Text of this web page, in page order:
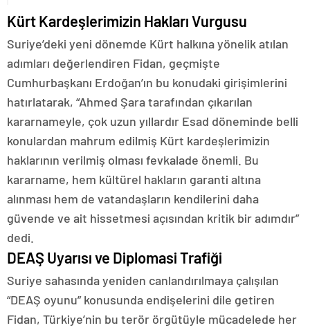
Kürt Kardeşlerimizin Hakları Vurgusu
Suriye’deki yeni dönemde Kürt halkına yönelik atılan
adımları değerlendiren Fidan, geçmişte
Cumhurbaşkanı Erdoğan’ın bu konudaki girişimlerini
hatırlatarak, “Ahmed Şara tarafından çıkarılan
kararnameyle, çok uzun yıllardır Esad döneminde belli
konulardan mahrum edilmiş Kürt kardeşlerimizin
haklarının verilmiş olması fevkalade önemli. Bu
kararname, hem kültürel hakların garanti altına
alınması hem de vatandaşların kendilerini daha
güvende ve ait hissetmesi açısından kritik bir adımdır”
dedi.
DEAŞ Uyarısı ve Diplomasi Trafiği
Suriye sahasında yeniden canlandırılmaya çalışılan
“DEAŞ oyunu” konusunda endişelerini dile getiren
Fidan, Türkiye’nin bu terör örgütüyle mücadelede her